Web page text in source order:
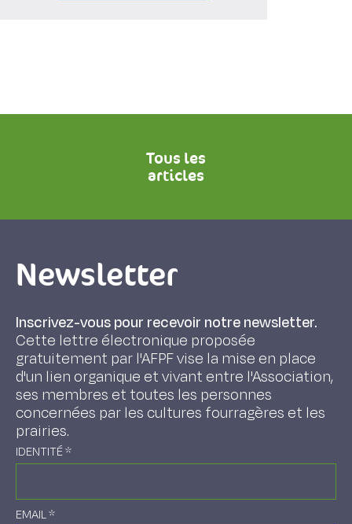
Tous les
articles
Newsletter
Inscrivez-vous pour recevoir notre newsletter.
Cette lettre électronique proposée
gratuitement par l'AFPF vise la mise en place
d'un lien organique et vivant entre l'Association,
ses membres et toutes les personnes
concernées par les cultures fourragères et les
prairies.
IDENTITÉ*
EMAIL*